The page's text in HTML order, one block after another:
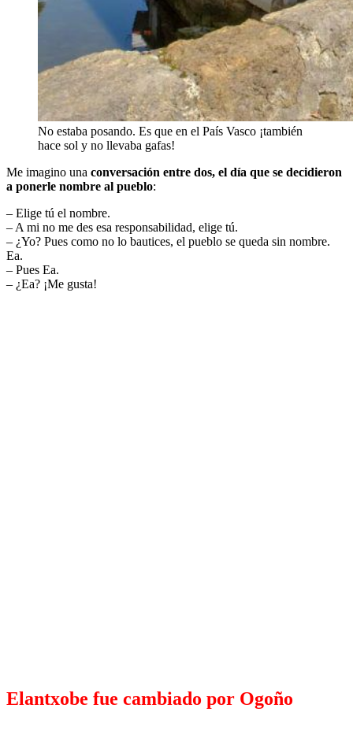
No estaba posando. Es que en el País Vasco ¡también
hace sol y no llevaba gafas!
Me imagino una conversación entre dos, el día que se decidieron
a ponerle nombre al pueblo:
– Elige tú el nombre.
– A mi no me des esa responsabilidad, elige tú.
– ¿Yo? Pues como no lo bautices, el pueblo se queda sin nombre.
Ea.
– Pues Ea.
– ¿Ea? ¡Me gusta!
Elantxobe fue cambiado por Ogoño